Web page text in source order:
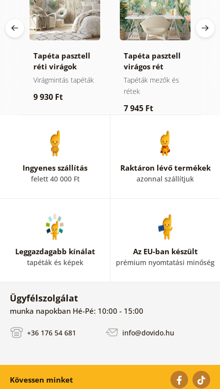
Tapéta pasztell
réti virágok
Virágmintás tapéták
9 930 Ft
Tapéta pasztell
virágos rét
Tapéták mezők és
rétek
7 945 Ft
Ingyenes szállítás
felett 40 000 Ft
Raktáron lévő termékek
azonnal szállítjuk
Leggazdagabb kínálat
tapéták és képek
Az EU-ban készült
prémium nyomtatási minőség
Ügyfélszolgálat
munka napokban Hé-Pé: 10:00 - 15:00
+36 176 54 681 info@dovido.hu
Kövessen minket